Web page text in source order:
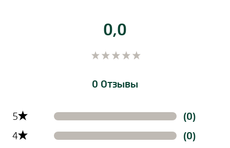
0,0
0 Отзывы
Filtern der Reviews nach Ratinglevel
5 (0)
4 (0)